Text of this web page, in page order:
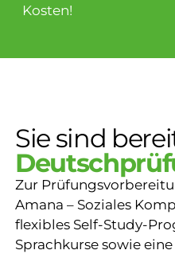
Kosten!
Sie sind
Zur
Amana – Soziales
flexibles Self-Study-
Sprachkurse sowie